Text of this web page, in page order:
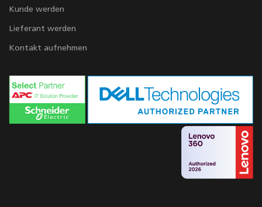
Kunde werden
Lieferant werden
Kontakt aufnehmen